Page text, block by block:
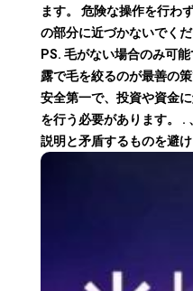
ます。 危険な操作を行わ
の部分に近づかないでく
PS. 毛がない場合のみ可
露で毛を絞るのが最善の
安全第一で、投資や資金
を行う必要があります。 .
説明と矛盾するものを避け